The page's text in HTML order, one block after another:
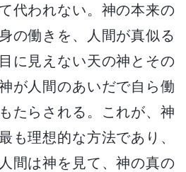
代われない。神の本来の
の働きを、人間が真似る
に見えない天の神とその
が人間のあいだで自ら働
たらされる。これが、神
も理想的な方法であり、
間は神を見て、神の真の